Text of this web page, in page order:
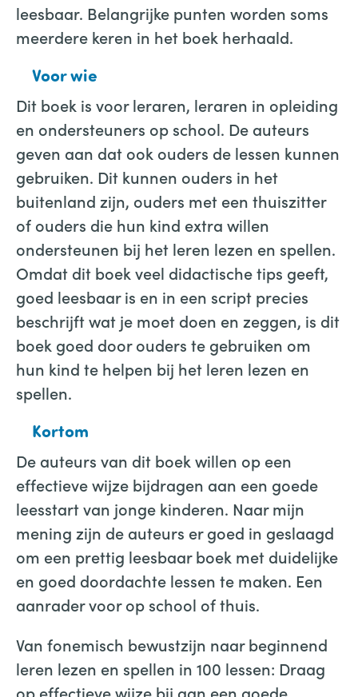
leesbaar. Belangrijke punten worden soms
meerdere keren in het boek herhaald.
Voor wie
Dit boek is voor leraren, leraren in opleiding
en ondersteuners op school. De auteurs
geven aan dat ook ouders de lessen kunnen
gebruiken. Dit kunnen ouders in het
buitenland zijn, ouders met een thuiszitter
of ouders die hun kind extra willen
ondersteunen bij het leren lezen en spellen.
Omdat dit boek veel didactische tips geeft,
goed leesbaar is en in een script precies
beschrijft wat je moet doen en zeggen, is dit
boek goed door ouders te gebruiken om
hun kind te helpen bij het leren lezen en
spellen.
Kortom
De auteurs van dit boek willen op een
effectieve wijze bijdragen aan een goede
leesstart van jonge kinderen. Naar mijn
mening zijn de auteurs er goed in geslaagd
om een prettig leesbaar boek met duidelijke
en goed doordachte lessen te maken. Een
aanrader voor op school of thuis.
Van fonemisch bewustzijn naar beginnend
leren lezen en spellen in 100 lessen: Draag
op effectieve wijze bij aan een goede